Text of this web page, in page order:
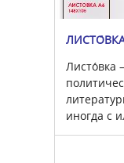
Листо́вка
иногда с